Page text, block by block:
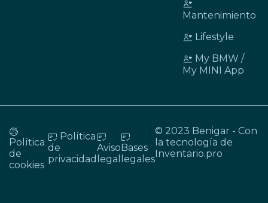
Mantenimiento
Lifestyle
My BMW /
My MINI App
Política
de
cookies
Política
de
privacidad
Aviso
legal
Bases
legales
© 2023 Benigar - Con
la tecnología de
Inventario.pro